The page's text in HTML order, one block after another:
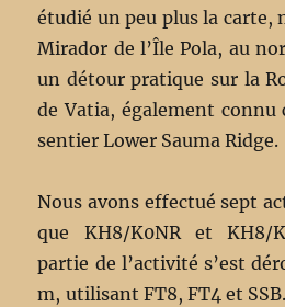
étudié un peu plus la carte,
Mirador de l’Île Pola, au
un détour pratique sur la
de Vatia, également connu
sentier Lower Sauma Ridge.
Nous avons effectué sept
que KH8/K0NR et KH8/
partie de l’activité s’est
m, utilisant FT8, FT4 et